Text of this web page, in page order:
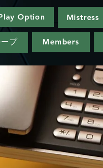
Option Mistress
プ Members